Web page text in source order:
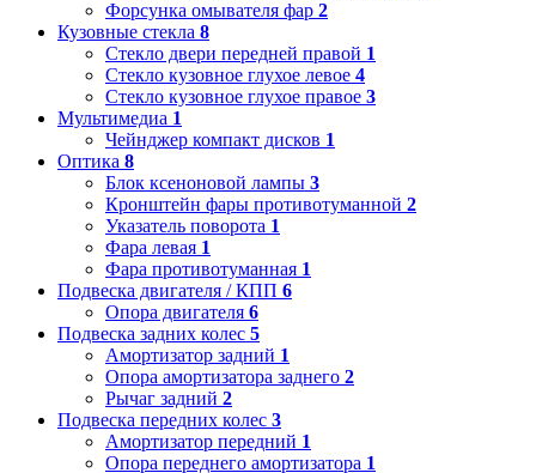
Форсунка омывателя фар 2
Кузовные стекла 8
Стекло двери передней правой 1
Стекло кузовное глухое левое 4
Стекло кузовное глухое правое 3
Мультимедиа 1
Чейнджер компакт дисков 1
Оптика 8
Блок ксеноновой лампы 3
Кронштейн фары противотуманной 2
Указатель поворота 1
Фара левая 1
Фара противотуманная 1
Подвеска двигателя / КПП 6
Опора двигателя 6
Подвеска задних колес 5
Амортизатор задний 1
Опора амортизатора заднего 2
Рычаг задний 2
Подвеска передних колес 3
Амортизатор передний 1
Опора переднего амортизатора 1